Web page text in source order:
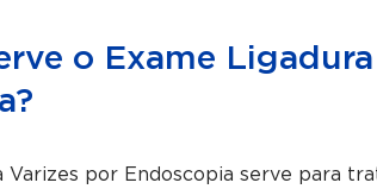
o Exame
Varizes por Endoscopia serve para